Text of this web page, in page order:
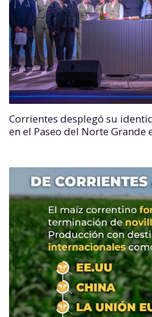
Corrientes desplegó su
en el Paseo del Norte Grande